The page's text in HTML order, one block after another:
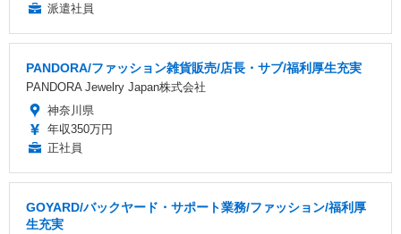
派遣社員
PANDORA/ファッション雑貨販売/店長・サブ/福利厚生充実
PANDORA Jewelry Japan株式会社
神奈川県
年収350万円
正社員
GOYARD/バックヤード・サポート業務/ファッション/福利厚
生充実